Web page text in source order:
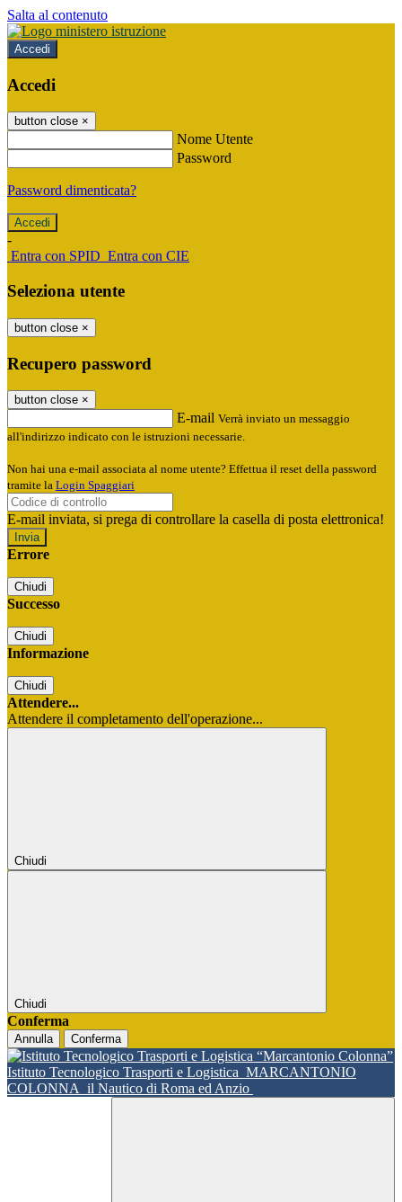
Salta al contenuto
Accedi
Accedi
button close ×
Nome Utente
Password
Password dimenticata?
-
Entra con SPID Entra con CIE
Seleziona utente
button close ×
Recupero password
button close ×
E-mail Verrà inviato un messaggio
all'indirizzo indicato con le istruzioni necessarie.
Non hai una e-mail associata al nome utente? Effettua il reset della password
tramite la Login Spaggiari
E-mail inviata, si prega di controllare la casella di posta elettronica!
Errore
Chiudi
Successo
Chiudi
Informazione
Chiudi
Attendere...
Attendere il completamento dell'operazione...
Chiudi
Chiudi
Conferma
Annulla Conferma
Istituto Tecnologico Trasporti e Logistica MARCANTONIO
COLONNA il Nautico di Roma ed Anzio